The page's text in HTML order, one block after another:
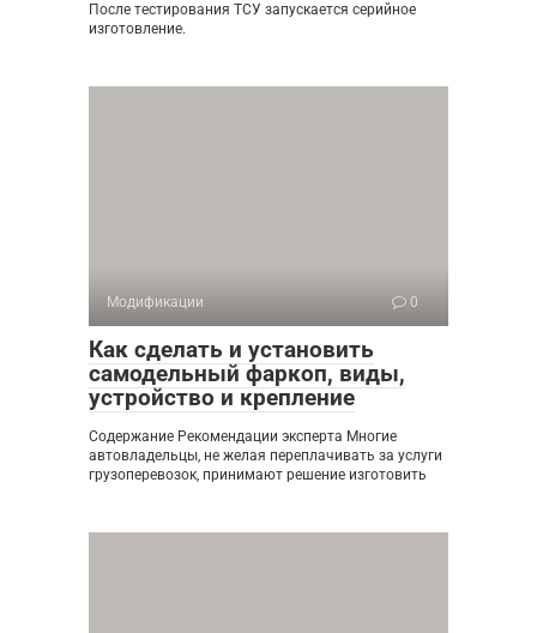
После тестирования ТСУ запускается серийное
изготовление.
Модификации 0
Как сделать и установить
самодельный фаркоп, виды,
устройство и крепление
Содержание Рекомендации эксперта Многие
автовладельцы, не желая переплачивать за услуги
грузоперевозок, принимают решение изготовить